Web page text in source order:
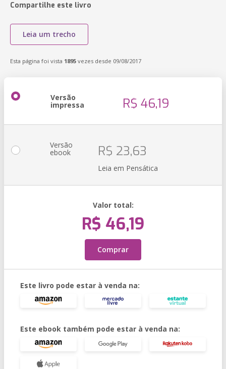
Compartilhe este livro
Leia um trecho
Esta página foi vista 1895 vezes desde 09/08/2017
Versão
impressa R$ 46,19
Versão
ebook R$ 23,63
Leia em Pensática
Valor total:
R$ 46,19
Comprar
Este livro pode estar à venda na:
Este ebook também pode estar à venda na: